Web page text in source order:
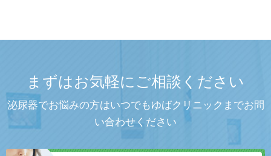
まずはお気軽にご相談ください
泌尿器でお悩みの方はいつでもゆばクリニックまでお問
い合わせください